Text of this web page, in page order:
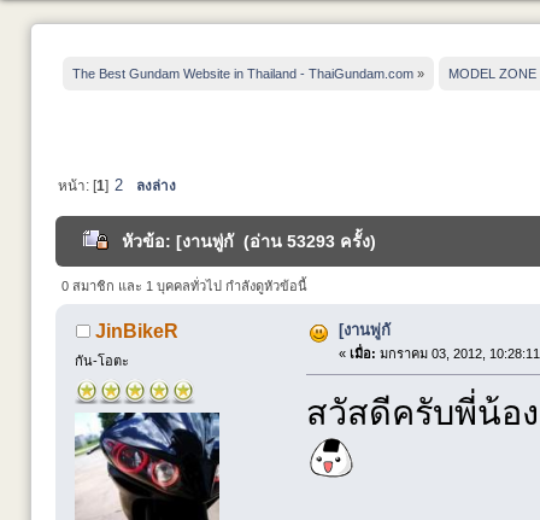
The Best Gundam Website in Thailand - ThaiGundam.com » MODEL ZONE
หน้า: [1] 2 ลงล่าง
หัวข้อ: [งานพู่กั (อ่าน 53293 ครั้ง)
0 สมาชิก และ 1 บุคคลทั่วไป กำลังดูหัวข้อนี้
JinBikeR
กัน-โอตะ
[งานพู่กั
« เมื่อ: มกราคม 03, 2012,
สวัสดีครับพี่น้อ